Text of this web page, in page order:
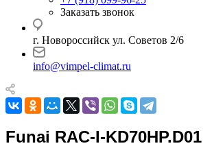
Заказать звонок
г. Новороссийск ул. Советов 2/6
info@vimpel-climat.ru
Funai RAC-I-KD70HP.D01